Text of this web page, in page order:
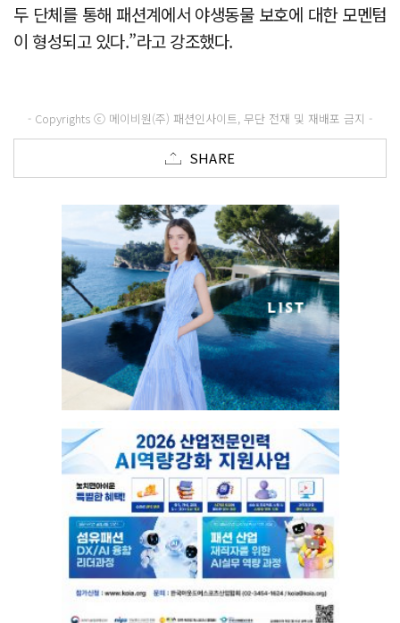
두 단체를 통해 패션계에서 야생동물 보호에 대한 모멘텀
이 형성되고 있다.”라고 강조했다.
- Copyrights ⓒ 메이비원(주) 패션인사이트, 무단 전재 및 재배포 금지 -
SHARE